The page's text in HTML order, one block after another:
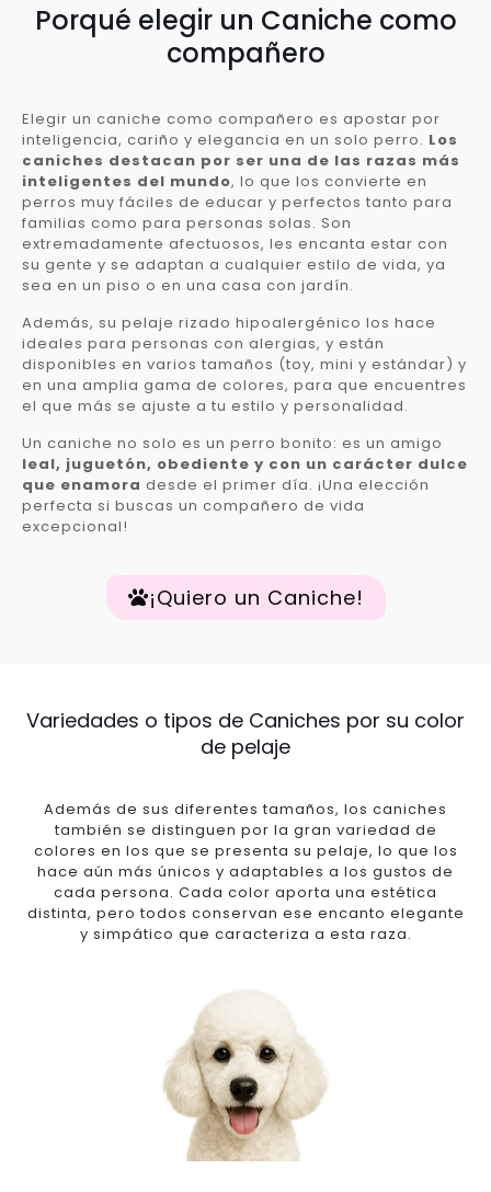
Porqué elegir un Caniche como
compañero
Elegir un caniche como compañero es apostar por
inteligencia, cariño y elegancia en un solo perro. Los
caniches destacan por ser una de las razas más
inteligentes del mundo, lo que los convierte en
perros muy fáciles de educar y perfectos tanto para
familias como para personas solas. Son
extremadamente afectuosos, les encanta estar con
su gente y se adaptan a cualquier estilo de vida, ya
sea en un piso o en una casa con jardín.
Además, su pelaje rizado hipoalergénico los hace
ideales para personas con alergias, y están
disponibles en varios tamaños (toy, mini y estándar) y
en una amplia gama de colores, para que encuentres
el que más se ajuste a tu estilo y personalidad.
Un caniche no solo es un perro bonito: es un amigo
leal, juguetón, obediente y con un carácter dulce
que enamora desde el primer día. ¡Una elección
perfecta si buscas un compañero de vida
excepcional!
¡Quiero un Caniche!
Variedades o tipos de Caniches por su color
de pelaje
Además de sus diferentes tamaños, los caniches
también se distinguen por la gran variedad de
colores en los que se presenta su pelaje, lo que los
hace aún más únicos y adaptables a los gustos de
cada persona. Cada color aporta una estética
distinta, pero todos conservan ese encanto elegante
y simpático que caracteriza a esta raza.